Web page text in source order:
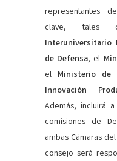
representantes
clave,
Interuniversitario
de Defensa, el
el Ministerio de
Innovación
Además, incluirá
comisiones de
ambas Cámaras
consejo será